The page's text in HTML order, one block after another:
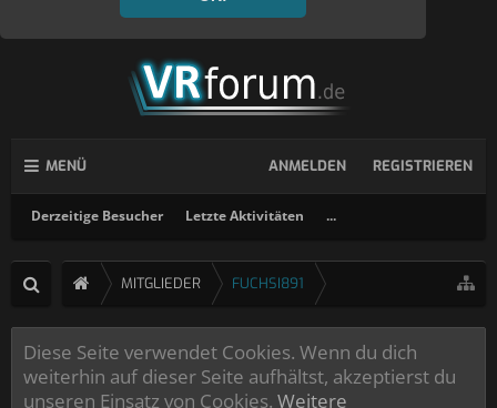
MENÜ
Derzeitige Besucher Letzte Aktivitäten ...
ANMELDEN REGISTRIEREN
MITGLIEDER FUCHSI891
Diese Seite verwendet Cookies. Wenn du dich
weiterhin auf dieser Seite aufhältst, akzeptierst du
unseren Einsatz von Cookies. Weitere